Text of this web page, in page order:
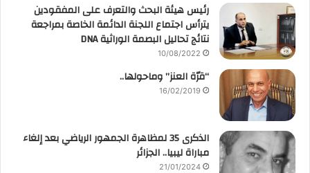
رئيس هيئة البحث والتعرف على المفقودين
يترأس اجتماع اللجنة الدائمة الخاصة بمراجعة
نتائج تحاليل البصمة الوراثية DNA
10/08/2022
“قرّة العنز” وماحولها..
16/02/2019
الذكرى 35 لمظاهرة الجمهور الرياضي بعد إلغاء
مباراة ليبيا.. الجزائر
21/01/2024